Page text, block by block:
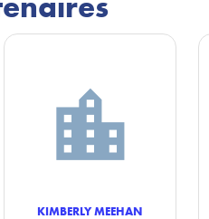
KIMBERLY MEEHAN